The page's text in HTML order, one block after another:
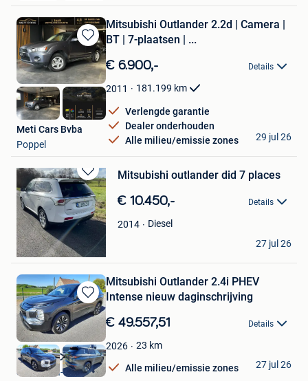
Bewaren
in
Mijn
Favorieten
Mitsubishi Outlander 2.2d | Camera |
BT | 7-plaatsen | ...
€ 6.900,- Details
2011 181.199 km
Verlengde garantie
Dealer onderhouden
Alle milieu/emissie zones
Meti Cars Bvba
Poppel
29 jul 26
Bewaren
in
Mijn
Favorieten
Mitsubishi outlander did 7 places
€ 10.450,- Details
2014
Diesel
vdh
Momignies
27 jul 26
Bewaren
in
Mijn
Favorieten
Mitsubishi Outlander 2.4i PHEV
Intense nieuw daginschrijving
€ 49.557,51 Details
2026 23 km
Alle milieu/emissie zones
Garage DC
Sint-Maria-Lierde
27 jul 26